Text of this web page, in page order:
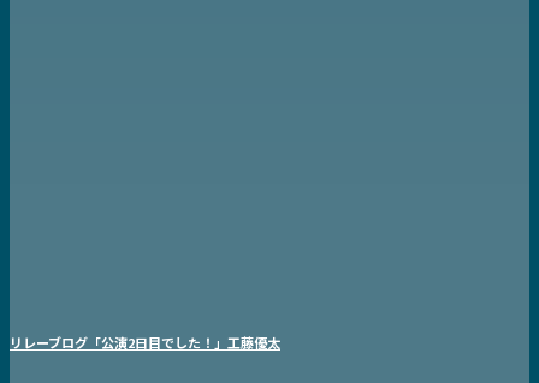
リレーブログ「公演2日目でした！」工藤優太